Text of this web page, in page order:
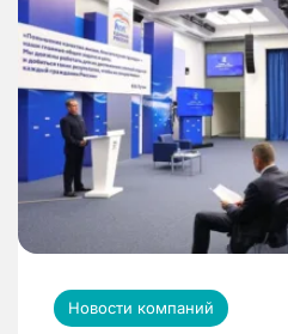
Новости компаний